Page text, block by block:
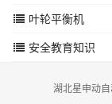
叶轮平衡机
安全教育知识
湖北星申动